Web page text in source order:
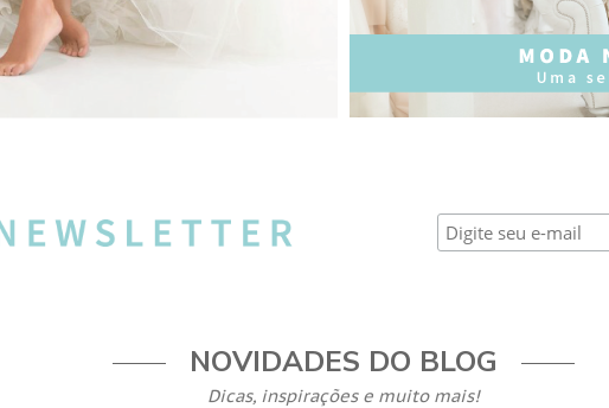
NOVIDADES DO BLOG
Dicas, inspirações e muito mais!